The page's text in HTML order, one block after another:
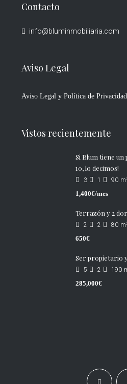
Contacto
info@bluminmobiliaria.com
Aviso Legal
Aviso Legal y Política de Privacidad
Vistos recientemente
Si Blum tiene un
10, lo decimos!
3 1 90
1,400€/mes
Terrazón y 2
2 2 80
650€
Ser propietario
5 2 190
285,000€